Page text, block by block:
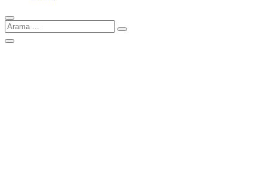
Arama
için: